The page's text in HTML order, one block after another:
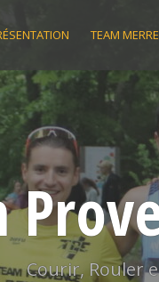
TEAM
Courir, Rouler